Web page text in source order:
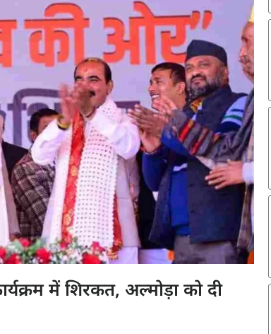
में शिरकत, अल्मोड़ा को दी